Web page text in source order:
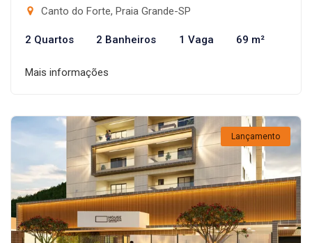
Canto do Forte, Praia Grande-SP
2 Quartos 2 Banheiros 1 Vaga 69 m²
Mais informações
Lançamento